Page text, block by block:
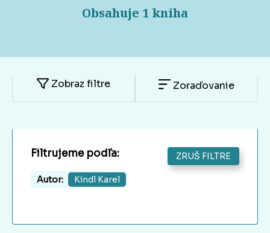
Obsahuje 1 kniha
Zobraz filtre Zoraďovanie
Filtrujeme podľa: ZRUŠ FILTRE
Autor: Kindl Karel